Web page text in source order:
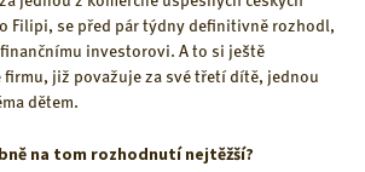
Filipi, se před pár týdny definitivně rozhodl,
investorovi. A to si ještě
firmu, již považuje za své třetí dítě, jednou
dětem.
na tom rozhodnutí nejtěžší?